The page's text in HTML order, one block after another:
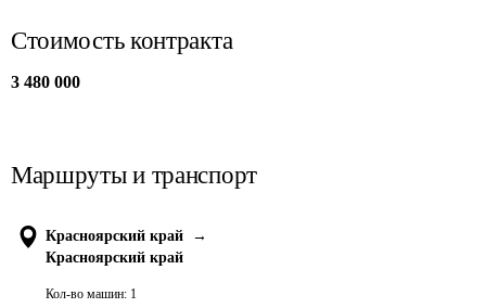
Стоимость контракта
3 480 000
Маршруты и транспорт
Красноярский край
→
Красноярский край
Кол-во машин: 1